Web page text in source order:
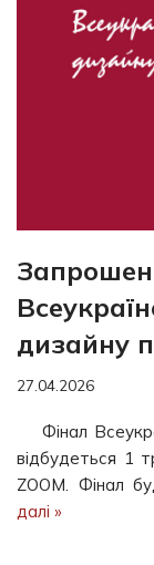
дизайну
27.04.2026
Фінал
відбудеться 1
ZOOM. Фінал
далі »